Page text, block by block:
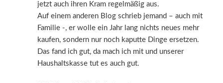
jetzt auch ihren Kram regelmäßig aus.
Auf einem anderen Blog schrieb jemand – auch mit
Familie -, er wolle ein Jahr lang nichts neues mehr
kaufen, sondern nur noch kaputte Dinge ersetzen.
Das fand ich gut, da mach ich mit und unserer
Haushaltskasse tut es auch gut.